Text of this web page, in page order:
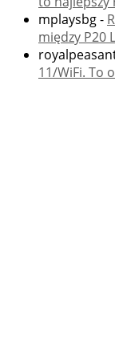
mplaysbg-
między P20
11/WiFi. To